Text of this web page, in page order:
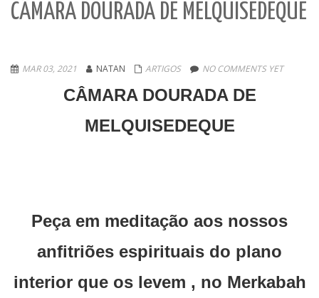
CÂMARA DOURADA DE MELQUISEDEQUE
MAR 03, 2021 NATAN ARTIGOS NO COMMENTS YET
CÂMARA DOURADA DE
MELQUISEDEQUE
Peça em meditação aos nossos
anfitriões espirituais do plano
interior que os levem , no Merkabah